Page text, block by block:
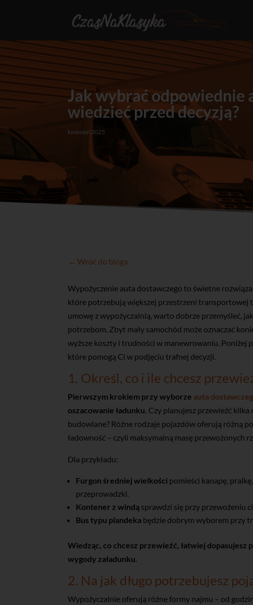
Jak wybrać odpowiednie
wiedzieć przed decyzją?
kwiecień 2025
← Wróć do bloga
Wypożyczenie auta dostawczego to świetne
które potrzebują większej przestrzeni transportowej
umowę z wypożyczalnią, warto dobrze przemyśleć,
potrzebom. Zbyt mały samochód może oznaczać
wyższe koszty i trudności w manewrowaniu. Poniżej
które pomogą Ci w podjęciu trafnej decyzji.
1. Określ, co i ile chcesz
Pierwszym krokiem przy wyborze auta
oszacowanie ładunku. Czy planujesz przewieźć kilka
budowlane? Różne rodzaje pojazdów oferują różną
ładowność – czyli maksymalną masę przewożonych
Dla przykładu:
Furgon średniej wielkości pomieści kanapę,
przeprowadzki.
Kontener z windą sprawdzi się przy przewożeniu
Bus typu plandeka będzie dobrym wyborem przy
Wiedząc, co chcesz przewieźć, łatwiej dopasujesz
wygody załadunku.
2. Na jak długo potrzebujesz
Wypożyczalnie oferują różne formy najmu – od